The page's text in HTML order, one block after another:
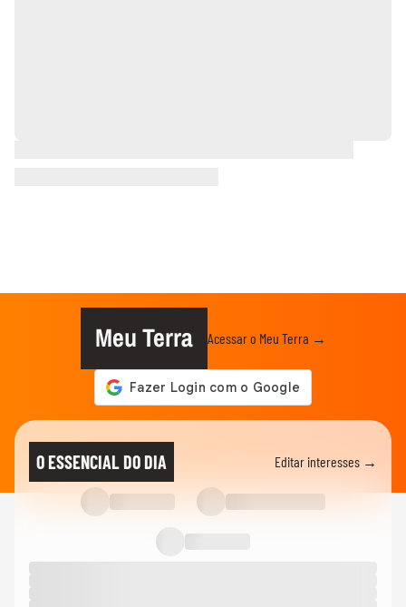
Meu Terra Acessar o Meu Terra →
O ESSENCIAL DO DIA Editar interesses →